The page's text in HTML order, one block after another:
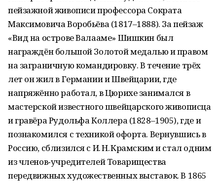
пейзажной живописи профессора Сократа
Максимовича Воробьёва (1817–1888). За пейзаж
«Вид на острове Валааме» Шишкин был
награждён большой Золотой медалью и правом
на заграничную командировку. В течение трёх
лет он жил в Германии и Швейцарии, где
напряжённо работал, в Цюрихе занимался в
мастерской известного швейцарского живописца
и гравёра Рудольфа Коллера (1828–1905), где и
познакомился с техникой офорта. Вернувшись в
Россию, сблизился с И. Н. Крамским и стал одним
из членов‑учредителей Товарищества
передвижных художественных выставок. В 1865